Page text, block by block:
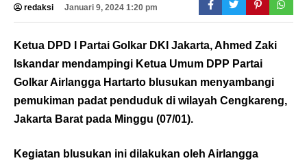
redaksi Januari 9, 2024 1:20 pm
Ketua DPD I Partai Golkar DKI Jakarta, Ahmed Zaki
Iskandar mendampingi Ketua Umum DPP Partai
Golkar Airlangga Hartarto blusukan menyambangi
pemukiman padat penduduk di wilayah Cengkareng,
Jakarta Barat pada Minggu (07/01).
Kegiatan blusukan ini dilakukan oleh Airlangga